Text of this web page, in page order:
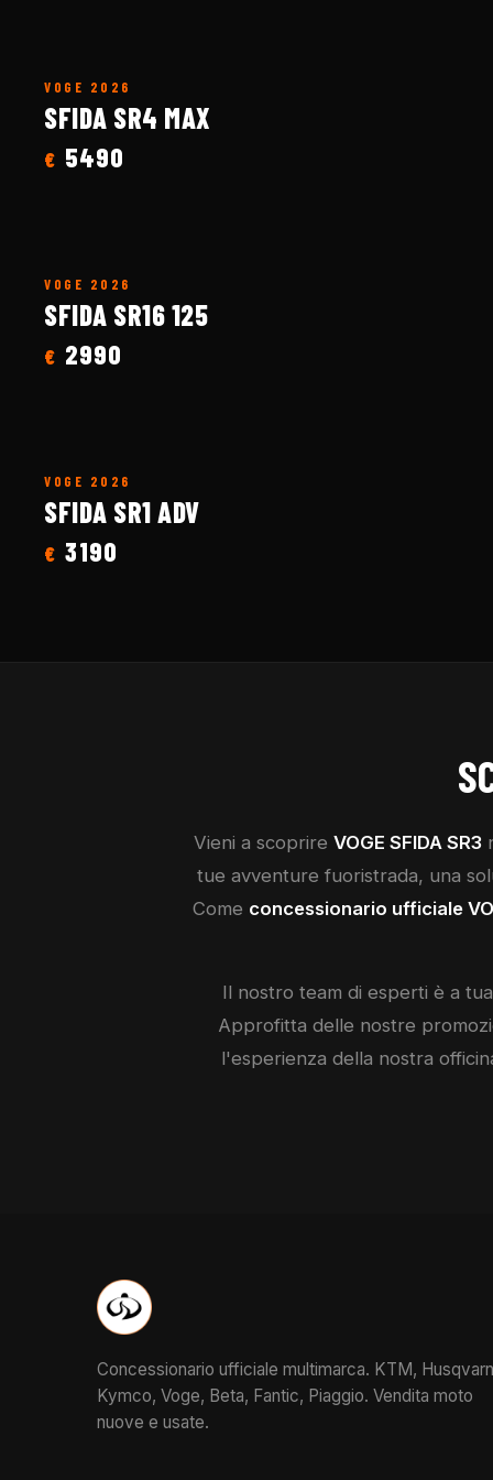
VOGE 2026
SFIDA SR4 MAX
€ 5490
VOGE 2026
SFIDA SR16 125
€ 2990
VOGE 2026
SFIDA SR1 ADV
€ 3190
Vieni a scoprire VOGE SFIDA SR3
tue avventure fuoristrada, una
Come concessionario ufficiale
Il nostro team di esperti è a
Approfitta delle nostre
l'esperienza della nostra
Concessionario ufficiale multimarca. KTM,
Kymco, Voge, Beta, Fantic, Piaggio. Vendita moto
nuove e usate.